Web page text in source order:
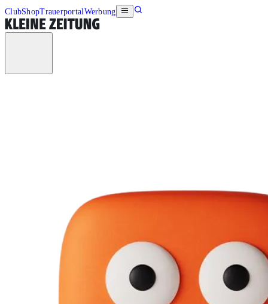
ClubShopTrauerportalWerbung